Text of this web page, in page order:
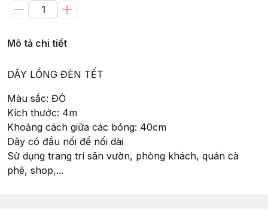
Mô tả chi tiết
DÂY LỒNG ĐÈN TẾT
Màu sắc: ĐỎ
Kích thước: 4m
Khoảng cách giữa các bóng: 40cm
Dây có đầu nối để nối dài
Sử dụng trang trí sân vườn, phòng khách, quán cà
phê, shop,...